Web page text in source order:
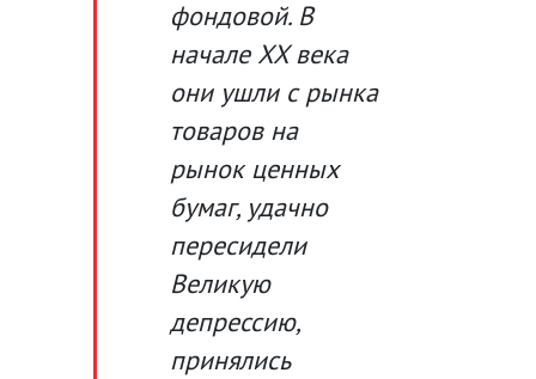
фондовой. В
начале XX века
они ушли с рынка
товаров на
рынок ценных
бумаг, удачно
пересидели
Великую
депрессию,
принялись